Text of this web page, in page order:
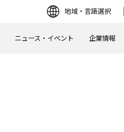
地域・言語選択
ニュース・イベント 企業情報